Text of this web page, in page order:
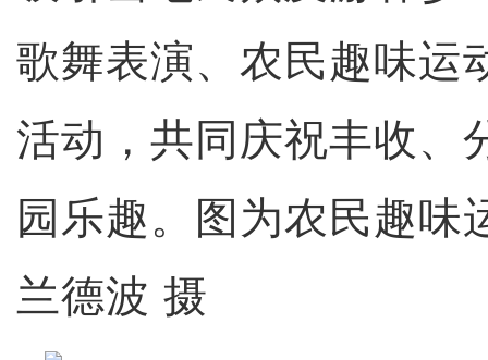
歌舞表演、农民趣味运
活动，共同庆祝丰收、
园乐趣。图为农民趣味
兰德波 摄